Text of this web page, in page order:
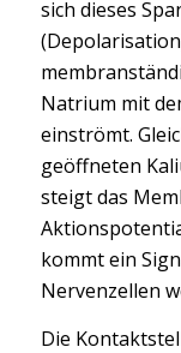
sich dieses
Natrium mit
einströmt.
geöffneten
steigt das
kommt ein
Nervenzellen
Die